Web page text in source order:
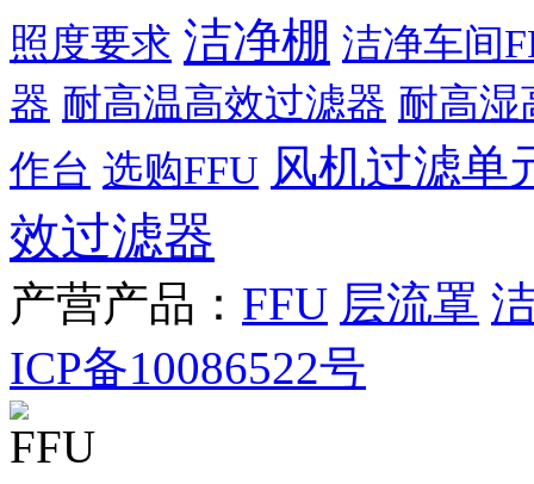
照度要求 洁净棚 洁净车间
器 耐高温高效过滤器 耐高湿
作台 选购FFU 风机过滤单
效过滤器
产营产品： FFU 层流罩
ICP备10086522号